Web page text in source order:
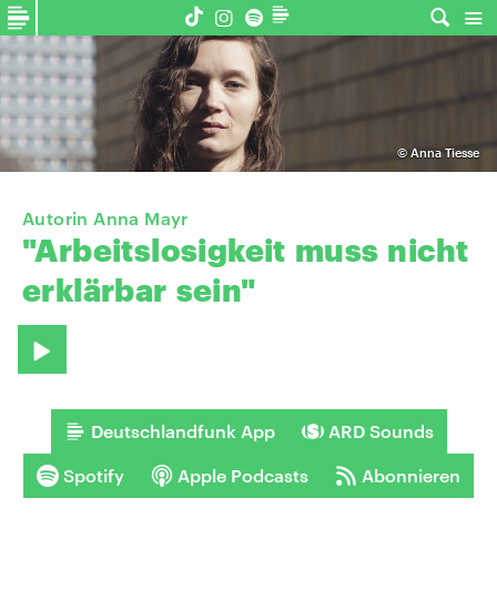
© Anna Tiesse
Autorin Anna Mayr
"Arbeitslosigkeit muss nicht
erklärbar sein"
Deutschlandfunk App ARD Sounds
Spotify Apple Podcasts Abonnieren